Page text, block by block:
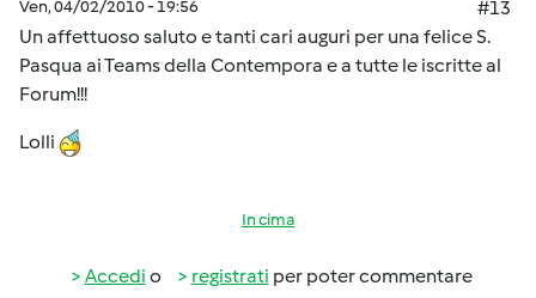
Ven, 04/02/2010 - 19:56
#13
Un affettuoso saluto e tanti cari auguri per una felice S.
Pasqua ai Teams della Contempora e a tutte le iscritte al
Forum!!!
Lolli
In cima
Accedi o registrati per poter commentare